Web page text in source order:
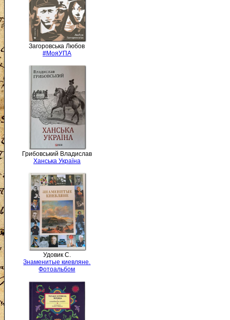
Загоровська Любов
#МояУПА
Грибовський Владислав
Ханська Україна
Удовик С.
Знаменитые киевляне.
Фотоальбом